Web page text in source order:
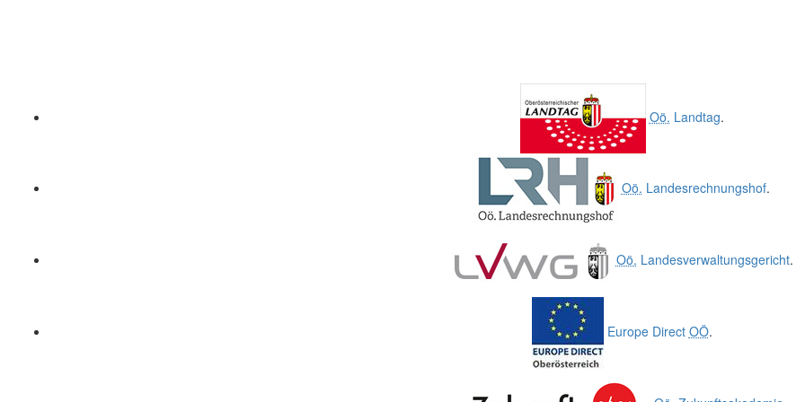
Oö. Landtag.
Oö. Landesrechnungshof.
Oö. Landesverwaltungsgericht.
Europe Direct OÖ.